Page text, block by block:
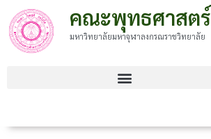
คณะพุทธศาสตร์
มหาวิทยาลัยมหาจุฬาลงกรณราชวิทยาลัย